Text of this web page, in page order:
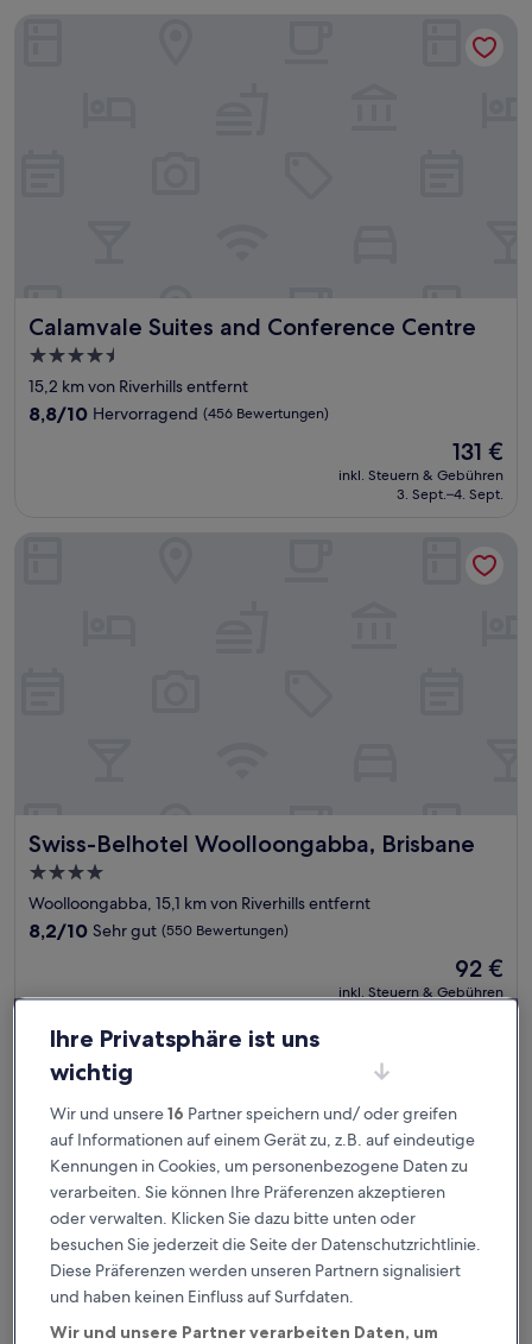
Calamvale Suites and Conference Centre
Calamvale Suites and Conference Centre
4.5-
Sterne-
Unterkunft
15,2 km von Riverhills entfernt
8.8
8,8/10 Hervorragend (456 Bewertungen)
Der
Preis
beträgt
131 €
inkl. Steuern & Gebühren
3. Sept.–4. Sept.
Swiss-Belhotel Woolloongabba, Brisbane
Swiss-Belhotel Woolloongabba, Brisbane
4.0-
Sterne-
Unterkunft
Woolloongabba, 15,1 km von Riverhills entfernt
8.2
Sehr
(550
8,2/10 Sehr gut (550 Bewertungen)
Der
Preis
beträgt
92 €
inkl. Steuern & Gebühren
Swiss-Belhotel Woolloongabba, Brisbane
Quality Hotel Robertson Gardens
Ihre Privatsphäre ist uns
wichtig
Wir und unsere16 Partner speichern und/ oder greifen
auf Informationen auf einem Gerät zu, z.B. auf eindeutige
Kennungen in Cookies, um personenbezogene Daten zu
verarbeiten. Sie können Ihre Präferenzen akzeptieren
oder verwalten. Klicken Sie dazu bitte unten oder
besuchen Sie jederzeit die Seite der Datenschutzrichtlinie.
Diese Präferenzen werden unseren Partnern signalisiert
und haben keinen Einfluss auf Surfdaten.
Wir und unsere Partner verarbeiten Daten, um